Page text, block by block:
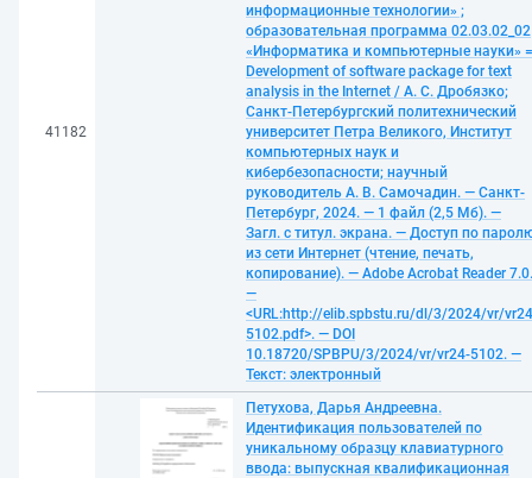
41182
информационные технологии» ;
образовательная программа 02.03.02_02
«Информатика и компьютерные науки» =
Development of software package for text
analysis in the Internet / А. С. Дробязко;
Санкт-Петербургский политехнический
университет Петра Великого, Институт
компьютерных наук и
кибербезопасности; научный
руководитель А. В. Самочадин. — Санкт-
Петербург, 2024. — 1 файл (2,5 Мб). —
Загл. с титул. экрана. — Доступ по
из сети Интернет (чтение, печать,
копирование). — Adobe Acrobat Reader 7.0.
—
<URL:http://elib.spbstu.ru/dl/3/2024/vr/
5102.pdf>. — DOI
10.18720/SPBPU/3/2024/vr/vr24-5102. —
Текст: электронный
Петухова, Дарья Андреевна.
Идентификация пользователей по
уникальному образцу клавиатурного
ввода: выпускная квалификационная